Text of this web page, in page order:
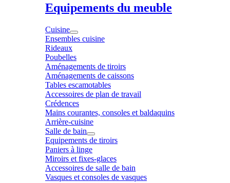
Equipements du meuble
Cuisine
Ensembles cuisine
Rideaux
Poubelles
Aménagements de tiroirs
Aménagements de caissons
Tables escamotables
Accessoires de plan de travail
Crédences
Mains courantes, consoles et baldaquins
Arrière-cuisine
Salle de bain
Equipements de tiroirs
Paniers à linge
Miroirs et fixes-glaces
Accessoires de salle de bain
Vasques et consoles de vasques